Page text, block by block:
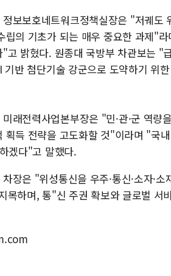
보보호네트워크정책실장은 "저궤도
립의 기초가 되는 매우 중요한 과제"
고 밝혔다. 원종대 국방부 차관보는 "
기반 첨단기술 강군으로 도약하기 위
래전력사업본부장은 "민·관·군 역
획득 전략을 고도화할 것"이라며 "국
겠다"고 말했다.
장은 "위성통신을 우주·통신·소자·
목하며, 통"신 주권 확보와 글로벌 서